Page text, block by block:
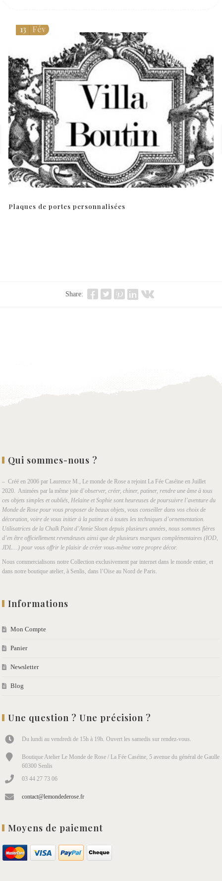
Plaques de portes personnalisées
13 Fév
Share:
Qui sommes-nous ?
– Créé en 2006 par Laurence M., Le monde de Rose a rejoint La Fée Caséine en Juillet
2020. Animées par la même joie d’observer, créer, chiner, patiner, rendre une âme à tous
ces objets simples et oubliés, Helaine et Sophie sont heureuses de poursuivre l’aventure du
Monde de Rose pour vous proposer de beaux objets, vous conseiller dans vos choix de
décoration, voire de vous initier à la patine et à toutes les techniques d’ornementation.
Utilisatrices de la Chalk Paint d’Annie Sloan depuis plusieurs années, nous sommes fières
d’en être officiellement revendeuses ainsi que de plusieurs marques complémentaires (IOD,
JDL…) pour vous offrir le plaisir de créer vous-même votre propre décor.
Nous commercialisons notre Collection exclusivement par internet dans le monde entier, et
dans notre boutique atelier, à Senlis, dans l’Oise au Nord de Paris.
Informations
Mon Compte
Panier
Newsletter
Blog
Une question ? Une précision ?
Du lundi au vendredi de 15h à 19h. Ouvert les samedis sur rendez-vous.
Boutique Atelier Le Monde de Rose / La Fée Caséine, 5 avenue du général de Gaulle
60300 Senlis
03 44 27 73 06
contact@lemondederose.fr
Moyens de paiement